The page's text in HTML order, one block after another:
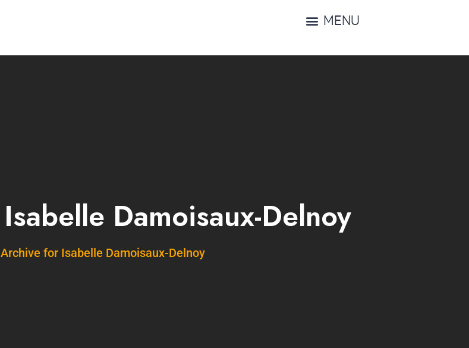
MENU
Isabelle Damoisaux-Delnoy
Archive for Isabelle Damoisaux-Delnoy